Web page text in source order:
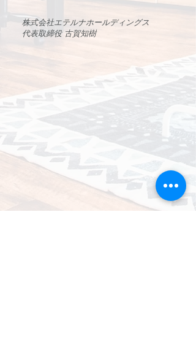
株式会社エテルナホールディングス
代表取締役 古賀知樹